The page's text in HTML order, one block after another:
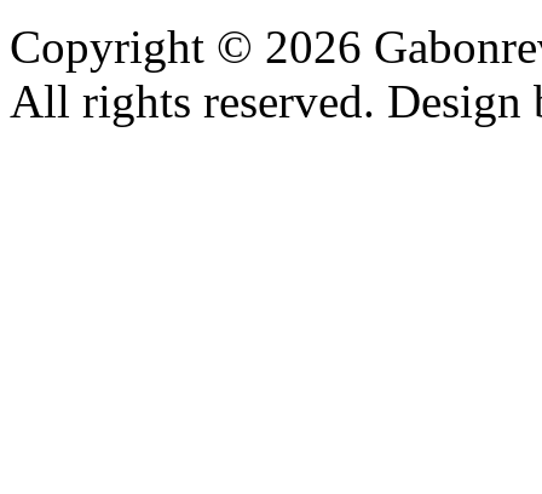
Copyright © 2026
All rights reserved.